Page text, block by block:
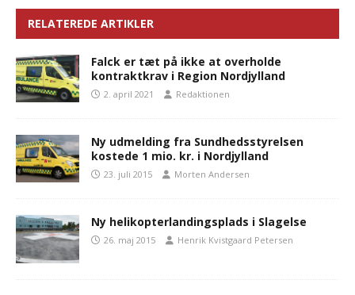
RELATEREDE ARTIKLER
Falck er tæt på ikke at overholde
kontraktkrav i Region Nordjylland
2. april 2021 Redaktionen
Ny udmelding fra Sundhedsstyrelsen
kostede 1 mio. kr. i Nordjylland
23. juli 2015 Morten Andersen
Ny helikopterlandingsplads i Slagelse
26. maj 2015 Henrik Kvistgaard Petersen